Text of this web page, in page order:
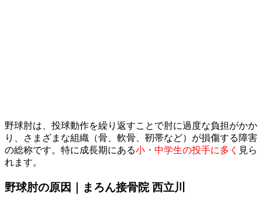
​野球肘は、投球動作を繰り返すことで肘に過度な負担がかか
り、さまざまな組織（骨、軟骨、靭帯など）が損傷する障害
の総称です。特に成長期にある小・中学生の投手に多く 見ら
れます。
​野球肘の原因｜まろん接骨院 西立川